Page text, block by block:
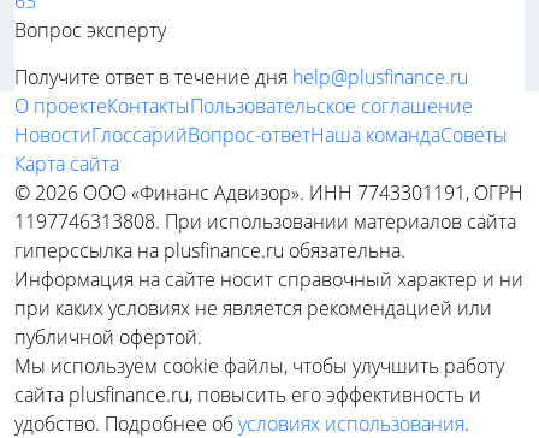
Вопрос эксперту
Получите ответ в течение дня help@plusfinance.ru
О проектеКонтактыПользовательское соглашение
НовостиГлоссарийВопрос-ответНаша командаСоветы
Карта сайта
© 2026 ООО «Финанс Адвизор». ИНН 7743301191, ОГРН
1197746313808. При использовании материалов сайта
гиперссылка на plusfinance.ru обязательна.
Информация на сайте носит справочный характер и ни
при каких условиях не является рекомендацией или
публичной офертой.
Мы используем cookie файлы, чтобы улучшить работу
сайта plusfinance.ru, повысить его эффективность и
удобство. Подробнее обусловиях использования.